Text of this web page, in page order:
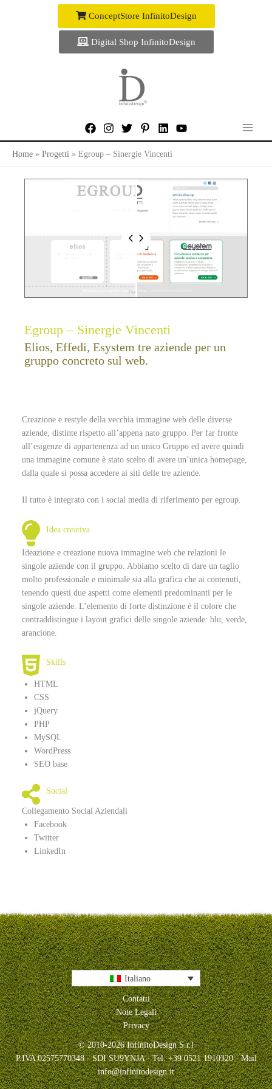
ConceptStore InfinitoDesign
Digital Shop InfinitoDesign
Home Progetti Egroup – Sinergie Vincenti
Egroup – Sinergie Vincenti
Elios, Effedi, Esystem tre aziende per un
gruppo concreto sul web.
Creazione e restyle della vecchia immagine web delle diverse
aziende, distinte rispetto all’appena nato gruppo. Per far fronte
all’esigenze di appartenenza ad un unico Gruppo ed avere quindi
una immagine comune è stato scelto di avere un’unica homepage,
dalla quale si possa accedere ai siti delle tre aziende.
Il tutto è integrato con i social media di riferimento per egroup.
Idea creativa
Ideazione e creazione nuova immagine web che relazioni le
singole aziende con il gruppo. Abbiamo scelto di dare un taglio
molto professionale e minimale sia alla grafica che ai contenuti,
tenendo questi due aspetti come elementi predominanti per le
singole aziende. L’elemento di forte distinzione è il colore che
contraddistingue i layout grafici delle singole aziende: blu, verde,
arancione.
Skills
HTML
CSS
jQuery
PHP
MySQL
WordPress
SEO base
Social
Collegamento Social Aziendali
Facebook
Twitter
LinkedIn
Italiano
Contatti
Note Legali
Privacy
© 2010-2026 InfinitoDesign S.r.l
P.IVA 02575770348 - SDI SU9YNJA - Tel. +39 0521 1910320 - Mail
info@infinitodesign.it